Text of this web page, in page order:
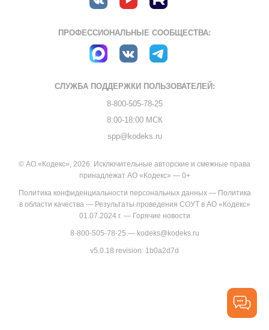
ПРОФЕССИОНАЛЬНЫЕ СООБЩЕСТВА:
СЛУЖБА ПОДДЕРЖКИ ПОЛЬЗОВАТЕЛЕЙ:
8-800-505-78-25
8:00-18:00 МСК
spp@kodeks.ru
© АО «Кодекс», 2026. Исключительные авторские и смежные права
принадлежат АО «Кодекс» — 0+
Политика конфиденциальности персональных данных— Политика
в области качества— Результаты проведения СОУТ в АО «Кодекс»
01.07.2024 г.— Горячие новости
8-800-505-78-25 — kodeks@kodeks.ru
v5.0.18 revision: 1b0a2d7d